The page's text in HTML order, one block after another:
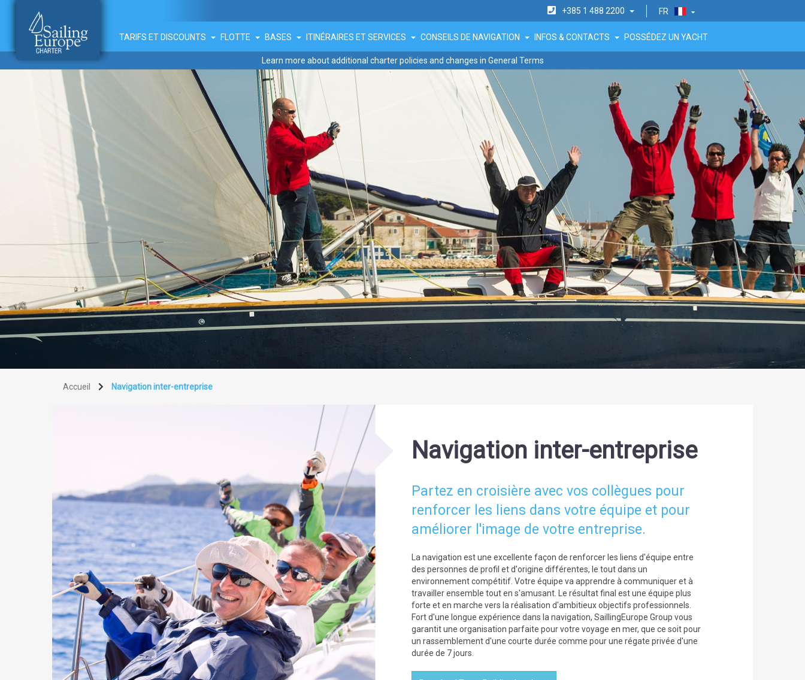
FR
+385 1 488 2200
TARIFS ET DISCOUNTS FLOTTE BASES ITINÉRAIRES ET SERVICES CONSEILS DE NAVIGATION INFOS & CONTACTS POSSÉDEZ UN YACHT
Learn more about additional charter policies and changes in General Terms
Accueil Navigation inter-entreprise
Navigation inter-entreprise
Partez en croisière avec vos collègues pour
renforcer les liens dans votre équipe et pour
améliorer l'image de votre entreprise.
La navigation est une excellente façon de renforcer les liens d'équipe entre
des personnes de profil et d'origine différentes, le tout dans un
environnement compétitif. Votre équipe va apprendre à communiquer et à
travailler ensemble tout en s'amusant. Le résultat final est une équipe plus
forte et en marche vers la réalisation d'ambitieux objectifs professionnels.
Fort d'une longue expérience dans la navigation, SaillingEurope Group vous
garantit une organisation parfaite pour votre voyage en mer, que ce soit pour
un rassemblement d'une courte durée comme pour une régate privée d'une
durée de 7 jours.